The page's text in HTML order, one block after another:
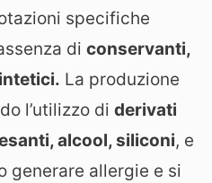
specifiche
di conservanti,
La produzione
l’utilizzo di derivati
alcool, siliconi, e
generare allergie e si